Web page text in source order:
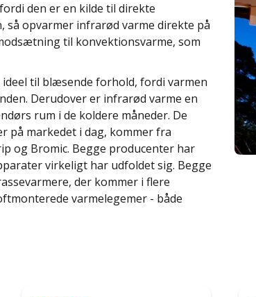
den er en kilde til direkte
så opvarmer infrarød varme direkte på
til konvektionsvarme, som
til blæsende forhold, fordi varmen
Derudover er infrarød varme en
rum i de koldere måneder. De
på markedet i dag, kommer fra
og Bromic. Begge producenter har
virkeligt har udfoldet sig. Begge
der kommer i flere
varmelegemer - både